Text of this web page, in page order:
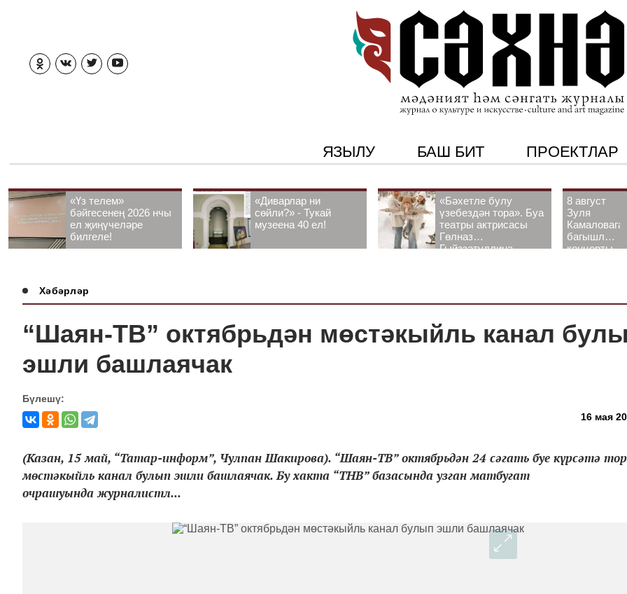
ЯЗЫЛУ БАШ БИТ ПРОЕКТЛАР
«Үз телем»
бәйгесенең 2026 нчы
ел җиңүчеләре
билгеле!
«Диварлар ни
сөйли?» - Тукай
музеена 40 ел!
«Бәхетле булу
үзебездән тора». Буа
театры актрисасы
Гөлназ
Гыйззәтуллина-
8 август
Зуля
Камаловага
багышлау
концерты
Хәбәрләр
“Шаян-ТВ” октябрьдән мөстәкыйль канал
эшли башлаячак
Бүлешү:
16 мая
(Казан, 15 май, “Татар-информ”, Чулпан Шакирова). “Шаян-ТВ” октябрьдән 24 сәгать буе күрсәтә
мөстәкыйль канал булып эшли башлаячак. Бу хакта “ТНВ” базасында узган матбугат
очрашуында журналистл...